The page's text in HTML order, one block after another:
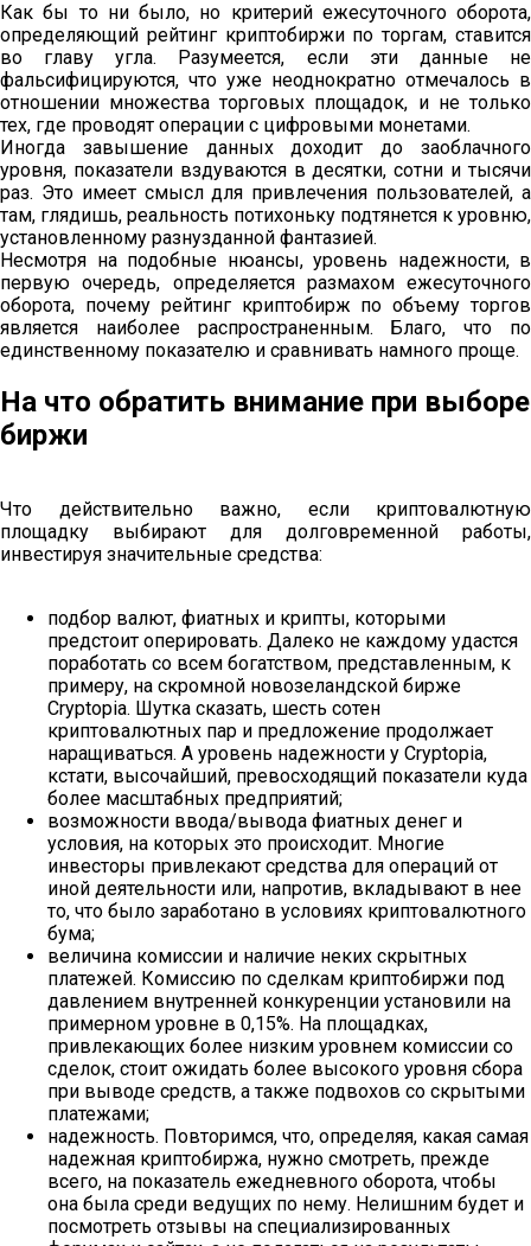
Как бы то ни было, но критерий ежесуточного оборота,
определяющий рейтинг криптобиржи по торгам, ставится
во главу угла. Разумеется, если эти данные не
фальсифицируются, что уже неоднократно отмечалось в
отношении множества торговых площадок, и не только
тех, где проводят операции с цифровыми монетами.
Иногда завышение данных доходит до заоблачного
уровня, показатели вздуваются в десятки, сотни и тысячи
раз. Это имеет смысл для привлечения пользователей, а
там, глядишь, реальность потихоньку подтянется к уровню,
установленному разнузданной фантазией.
Несмотря на подобные нюансы, уровень надежности, в
первую очередь, определяется размахом ежесуточного
оборота, почему рейтинг криптобирж по объему торгов
является наиболее распространенным. Благо, что по
единственному показателю и сравнивать намного проще.
На что обратить внимание при выборе
биржи
Что действительно важно, если криптовалютную
площадку выбирают для долговременной работы,
инвестируя значительные средства:
подбор валют, фиатных и крипты, которыми
предстоит оперировать. Далеко не каждому удастся
поработать со всем богатством, представленным, к
примеру, на скромной новозеландской бирже
Cryptopia. Шутка сказать, шесть сотен
криптовалютных пар и предложение продолжает
наращиваться. А уровень надежности у Cryptopia,
кстати, высочайший, превосходящий показатели куда
более масштабных предприятий;
возможности ввода/вывода фиатных денег и
условия, на которых это происходит. Многие
инвесторы привлекают средства для операций от
иной деятельности или, напротив, вкладывают в нее
то, что было заработано в условиях криптовалютного
бума;
величина комиссии и наличие неких скрытных
платежей. Комиссию по сделкам криптобиржи под
давлением внутренней конкуренции установили на
примерном уровне в 0,15%. На площадках,
привлекающих более низким уровнем комиссии со
сделок, стоит ожидать более высокого уровня сбора
при выводе средств, а также подвохов со скрытыми
платежами;
надежность. Повторимся, что, определяя, какая самая
надежная криптобиржа, нужно смотреть, прежде
всего, на показатель ежедневного оборота, чтобы
она была среди ведущих по нему. Нелишним будет и
посмотреть отзывы на специализированных